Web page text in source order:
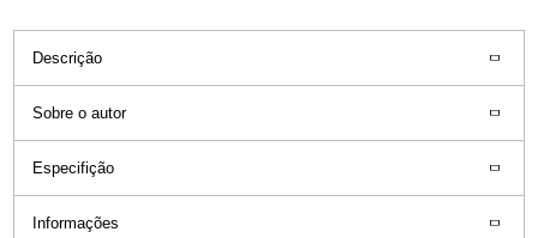
Descrição
Sobre o autor
Especifição
Informações